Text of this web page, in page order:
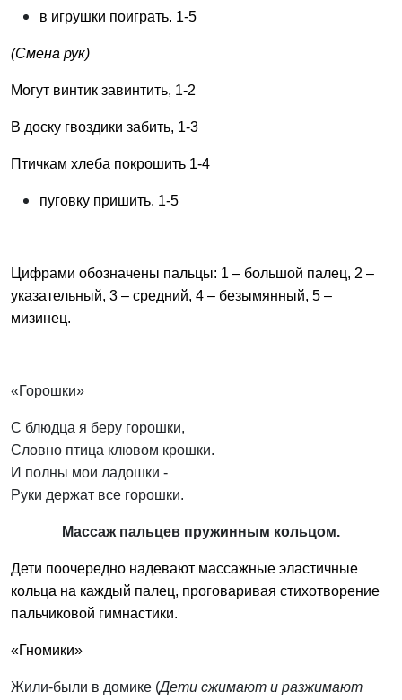
в игрушки поиграть. 1-5
(Смена рук)
Могут винтик завинтить, 1-2
В доску гвоздики забить, 1-3
Птичкам хлеба покрошить 1-4
пуговку пришить. 1-5
Цифрами обозначены пальцы: 1 – большой палец, 2 –
указательный, 3 – средний, 4 – безымянный, 5 –
мизинец.
«Горошки»
С блюдца я беру горошки,
Словно птица клювом крошки.
И полны мои ладошки -
Руки держат все горошки.
Массаж пальцев пружинным кольцом.
Дети поочередно надевают массажные эластичные
кольца на каждый палец, проговаривая стихотворение
пальчиковой гимнастики.
«Гномики»
Жили-были в домике (Дети сжимают и разжимают